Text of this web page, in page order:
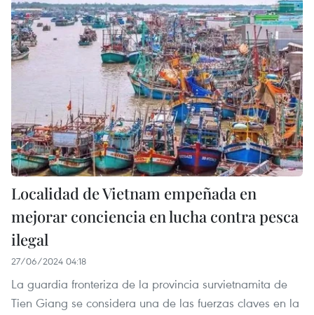
Localidad de Vietnam empeñada en
mejorar conciencia en lucha contra pesca
ilegal
27/06/2024 04:18
La guardia fronteriza de la provincia survietnamita de
Tien Giang se considera una de las fuerzas claves en la